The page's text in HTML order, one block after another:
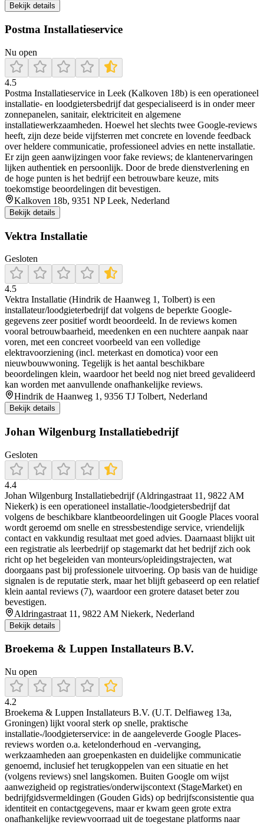
Bekijk details
Postma Installatieservice
Nu open
4.5
Postma Installatieservice in Leek (Kalkoven 18b) is een operationeel
installatie‑ en loodgietersbedrijf dat gespecialiseerd is in onder meer
zonnepanelen, sanitair, elektriciteit en algemene
installatiewerkzaamheden. Hoewel het slechts twee Google‑reviews
heeft, zijn deze beide vijfsterren met concrete en lovende feedback
over heldere communicatie, professioneel advies en nette installatie.
Er zijn geen aanwijzingen voor fake reviews; de klantenervaringen
lijken authentiek en persoonlijk. Door de brede dienstverlening en
de hoge punten is het bedrijf een betrouwbare keuze, mits
toekomstige beoordelingen dit bevestigen.
Kalkoven 18b, 9351 NP Leek, Nederland
Bekijk details
Vektra Installatie
Gesloten
4.5
Vektra Installatie (Hindrik de Haanweg 1, Tolbert) is een
installateur/loodgieterbedrijf dat volgens de beperkte Google-
gegevens zeer positief wordt beoordeeld. In de reviews komen
vooral betrouwbaarheid, meedenken en een nuchtere aanpak naar
voren, met een concreet voorbeeld van een volledige
elektravoorziening (incl. meterkast en domotica) voor een
nieuwbouwwoning. Tegelijk is het aantal beschikbare
beoordelingen klein, waardoor het beeld nog niet breed gevalideerd
kan worden met aanvullende onafhankelijke reviews.
Hindrik de Haanweg 1, 9356 TJ Tolbert, Nederland
Bekijk details
Johan Wilgenburg Installatiebedrijf
Gesloten
4.4
Johan Wilgenburg Installatiebedrijf (Aldringastraat 11, 9822 AM
Niekerk) is een operationeel installatie-/loodgietersbedrijf dat
volgens de beschikbare klantbeoordelingen uit Google Places vooral
wordt geroemd om snelle en stressbestendige service, vriendelijk
contact en vakkundig resultaat met goed advies. Daarnaast blijkt uit
een registratie als leerbedrijf op stagemarkt dat het bedrijf zich ook
richt op het begeleiden van monteurs/opleidingstrajecten, wat
doorgaans past bij professionele uitvoering. Op basis van de huidige
signalen is de reputatie sterk, maar het blijft gebaseerd op een relatief
klein aantal reviews (7), waardoor een grotere dataset beter zou
bevestigen.
Aldringastraat 11, 9822 AM Niekerk, Nederland
Bekijk details
Broekema & Luppen Installateurs B.V.
Nu open
4.2
Broekema & Luppen Installateurs B.V. (U.T. Delfiaweg 13a,
Groningen) lijkt vooral sterk op snelle, praktische
installatie-/loodgieterservice: in de aangeleverde Google Places-
reviews worden o.a. ketelonderhoud en -vervanging,
werkzaamheden aan groepenkasten en duidelijke communicatie
genoemd, inclusief het terugkoppelen van een situatie en het
(volgens reviews) snel langskomen. Buiten Google om wijst
aanwezigheid op registraties/onderwijscontext (StageMarket) en
bedrijfgidsvermeldingen (Gouden Gids) op bedrijfsconsistentie qua
identiteit en contactgegevens, maar er kwam geen grote extra
onafhankelijke reviewvoorraad uit de toegestane platforms naar